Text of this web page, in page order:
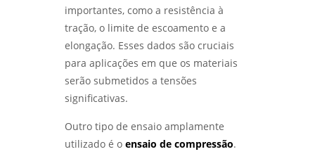
COMO REALIZAR UM ENSAIO DE CORROSÃO
ACELERADA EFICIENTE - LABMETAL
QUALIFICAÇÃO DE EPS GARANTE EFICIÊNCIA E
SEGURANÇA NA CONSTRUÇÃO - LABMETAL
DESTRUTIVOS COM QUALIDADE - LABMETAL
importantes, como a resistência à
tração, o limite de escoamento e a
elongação. Esses dados são cruciais
para aplicações em que os materiais
serão submetidos a tensões
significativas.
Outro tipo de ensaio amplamente
utilizado é o ensaio de compressão.